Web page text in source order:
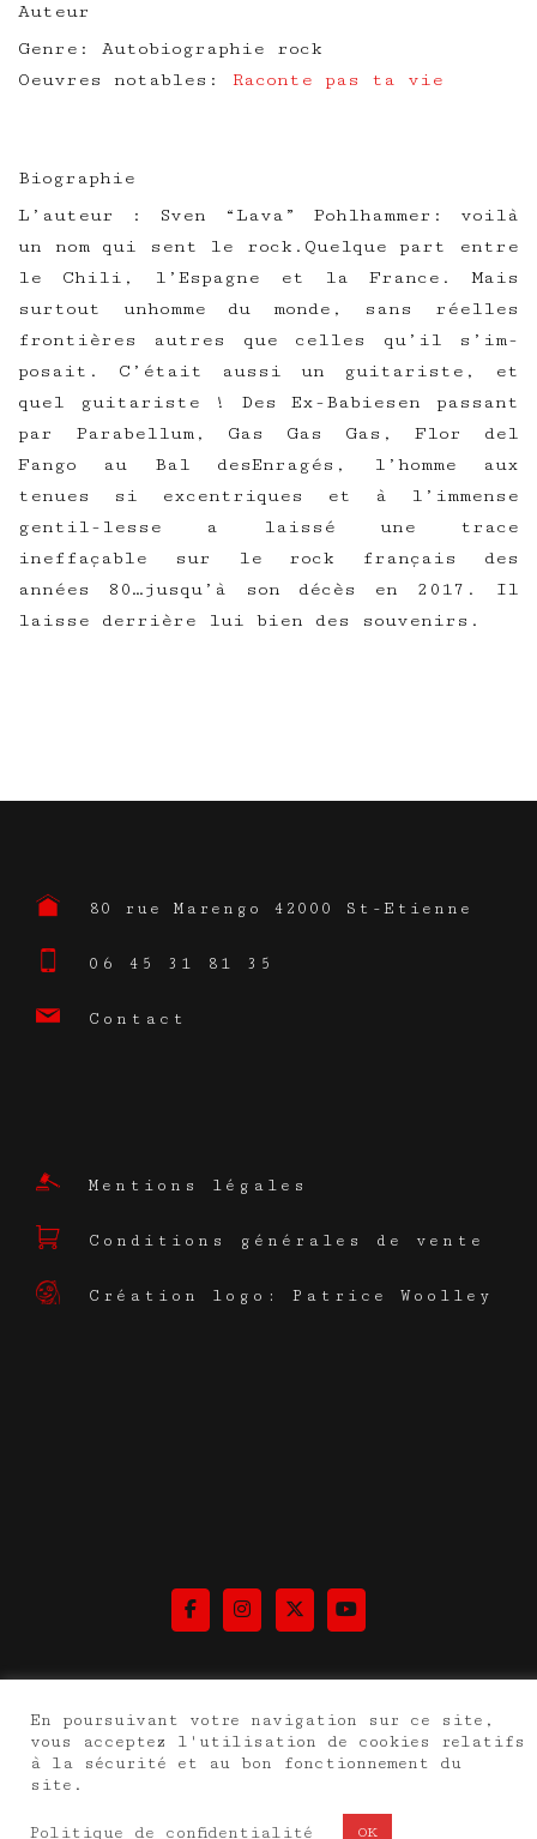
Auteur
Genre: Autobiographie rock
Oeuvres notables: Raconte pas ta vie
Biographie
L’auteur : Sven “Lava” Pohlhammer: voilà
un nom qui sent le rock.Quelque part entre
le Chili, l’Espagne et la France. Mais
surtout unhomme du monde, sans réelles
frontières autres que celles qu’il s’im-
posait. C’était aussi un guitariste, et
quel guitariste ! Des Ex-Babiesen passant
par Parabellum, Gas Gas Gas, Flor del
Fango au Bal desEnragés, l’homme aux
tenues si excentriques et à l’immense
gentil-lesse a laissé une trace
ineffaçable sur le rock français des
années 80…jusqu’à son décès en 2017. Il
laisse derrière lui bien des souvenirs.
80 rue Marengo 42000 St-Etienne
06 45 31 81 35
Contact
Mentions légales
Conditions générales de vente
Création logo: Patrice Woolley
Fièrement propulsé parSydney
En poursuivant votre navigation sur ce site,
vous acceptez l'utilisation de cookies relatifs
à la sécurité et au bon fonctionnement du
site.
Politique de confidentialité OK